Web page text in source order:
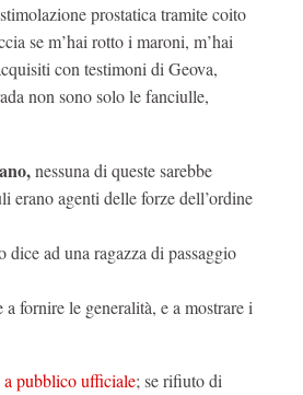
prostatica tramite coito
se m’hai rotto i maroni, m’hai
con testimoni di Geova,
non sono solo le fanciulle,
nessuna di queste sarebbe
erano agenti delle forze dell’ordine
ad una ragazza di passaggio
fornire le generalità, e a mostrare i
pubblico ufficiale; se rifiuto di